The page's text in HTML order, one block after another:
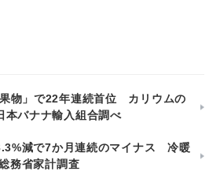
物」で22年連続首位 カリウムの
バナナ輸入組合調べ
減で7か月連続のマイナス 冷暖
務省家計調査